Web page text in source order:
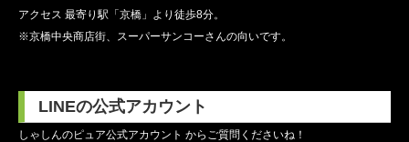
アクセス 最寄り駅「京橋」より徒歩8分。
※京橋中央商店街、スーパーサンコーさんの向いです。
LINEの公式アカウント
しゃしんのピュア公式アカウント からご質問くださいね！